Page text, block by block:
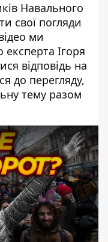
Навального
свої погляди
ми
Ігоря
відповідь на
до перегляду,
тему разом